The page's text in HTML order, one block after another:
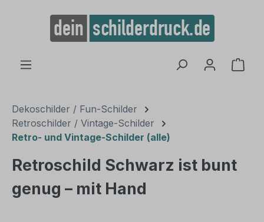
springen
Dekoschilder / Fun-Schilder
Retroschilder / Vintage-Schilder
Retro- und Vintage-Schilder (alle)
Retroschild Schwarz ist bunt
genug – mit Hand